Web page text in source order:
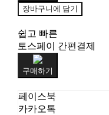
장바구니에 담기
쉽고 빠른
토스페이 간편결제
구매하기
페이스북
카카오톡